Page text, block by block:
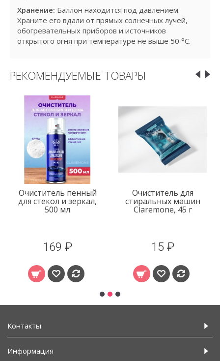
Хранение: Баллон находится под давлением.
Храните его вдали от прямых солнечных лучей,
обогревательных приборов и источников
открытого огня при температуре не выше 50 °C.
РЕКОМЕНДУЕМЫЕ ТОВАРЫ
Очиститель пенный
для стекол и зеркал,
500 мл
169 ₽
Очиститель для
стиральных машин
Claremone, 45 г
15 ₽
Контакты
Информация